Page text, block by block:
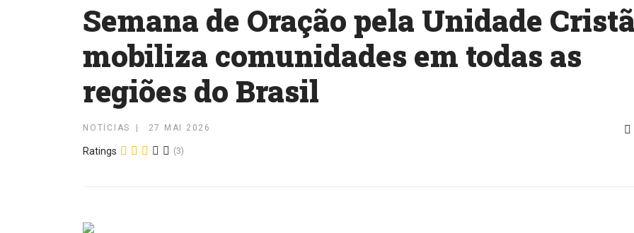
Semana de Oração pela Unidade Cristã
mobiliza comunidades em todas as
regiões do Brasil
NOTÍCIAS 27 MAI 2026
Ratings (3)